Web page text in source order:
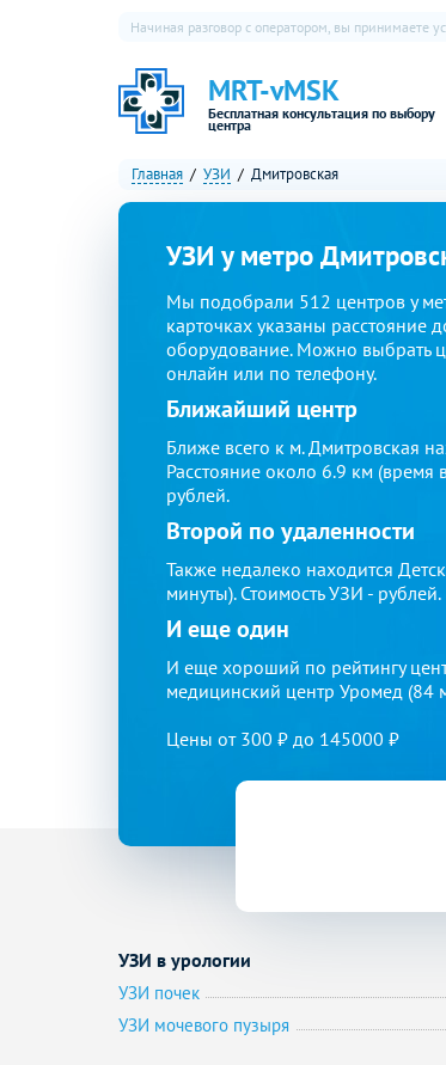
MRT-vMSK
Бесплатная консультация по выбору
центра
Начиная разговор с оператором, вы принимаете
Главная УЗИ Дмитровская
УЗИ у метро
Мы подобрали 512 центров у
карточках указаны расстояние
оборудование. Можно выбрать
онлайн или по телефону.
Ближайший центр
Ближе всего к м. Дмитровская
Расстояние около 6.9 км
рублей.
Второй по удаленности
Также недалеко находится
минуты). Стоимость УЗИ - рублей.
И еще один
И еще хороший по рейтингу
медицинский центр Уромед (84
Цены от 300 ₽ до 145000 ₽
УЗИ в урологии
УЗИ почек
УЗИ мочевого пузыря